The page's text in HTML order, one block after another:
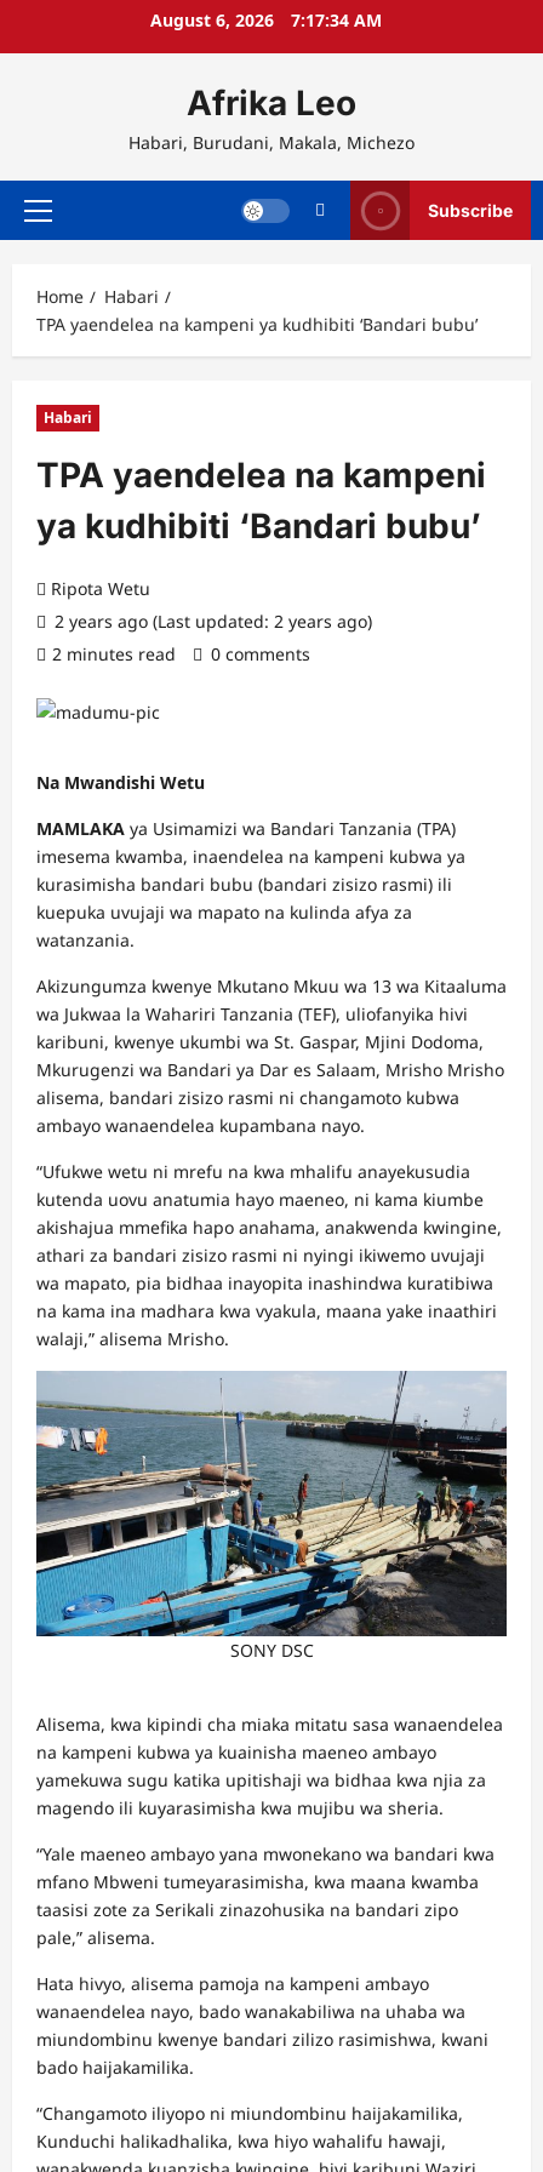
August 6, 2026 7:17:35 AM
Afrika Leo
Habari, Burudani, Makala, Michezo
Primary
Subscribe
Home
Habari
TPA yaendelea na kampeni ya kudhibiti ‘Bandari bubu’
Habari
TPA yaendelea na kampeni
ya kudhibiti ‘Bandari bubu’
Ripota Wetu
2 years ago (Last updated: 2 years ago)
2 minutes read
0 comments
Na Mwandishi Wetu
MAMLAKA ya Usimamizi wa Bandari Tanzania (TPA)
imesema kwamba, inaendelea na kampeni kubwa ya
kurasimisha bandari bubu (bandari zisizo rasmi) ili
kuepuka uvujaji wa mapato na kulinda afya za
watanzania.
Akizungumza kwenye Mkutano Mkuu wa 13 wa Kitaaluma
wa Jukwaa la Wahariri Tanzania (TEF), uliofanyika hivi
karibuni, kwenye ukumbi wa St. Gaspar, Mjini Dodoma,
Mkurugenzi wa Bandari ya Dar es Salaam, Mrisho Mrisho
alisema, bandari zisizo rasmi ni changamoto kubwa
ambayo wanaendelea kupambana nayo.
“Ufukwe wetu ni mrefu na kwa mhalifu anayekusudia
kutenda uovu anatumia hayo maeneo, ni kama kiumbe
akishajua mmefika hapo anahama, anakwenda kwingine,
athari za bandari zisizo rasmi ni nyingi ikiwemo uvujaji
wa mapato, pia bidhaa inayopita inashindwa kuratibiwa
na kama ina madhara kwa vyakula, maana yake inaathiri
walaji,” alisema Mrisho.
SONY DSC
Alisema, kwa kipindi cha miaka mitatu sasa wanaendelea
na kampeni kubwa ya kuainisha maeneo ambayo
yamekuwa sugu katika upitishaji wa bidhaa kwa njia za
magendo ili kuyarasimisha kwa mujibu wa sheria.
“Yale maeneo ambayo yana mwonekano wa bandari kwa
mfano Mbweni tumeyarasimisha, kwa maana kwamba
taasisi zote za Serikali zinazohusika na bandari zipo
pale,” alisema.
Hata hivyo, alisema pamoja na kampeni ambayo
wanaendelea nayo, bado wanakabiliwa na uhaba wa
miundombinu kwenye bandari zilizo rasimishwa, kwani
bado haijakamilika.
“Changamoto iliyopo ni miundombinu haijakamilika,
Kunduchi halikadhalika, kwa hiyo wahalifu hawaji,